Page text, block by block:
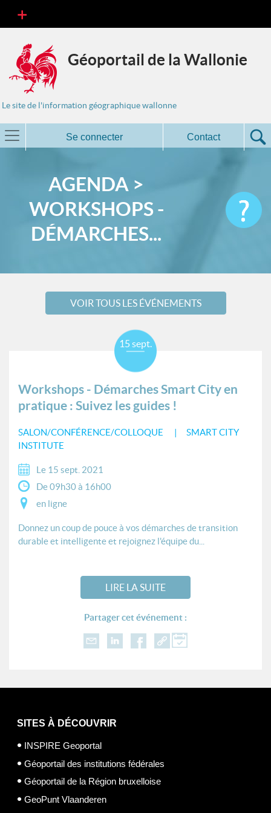
Géoportail de la Wallonie
Le site de l'information géographique wallonne
Se connecter Contact
AGENDA >
WORKSHOPS -
DÉMARCHES...
VOIR TOUS LES ÉVÉNEMENTS
Workshops - Démarches Smart City en
pratique : Suivez les guides !
SALON/CONFÉRENCE/COLLOQUE
SMART CITY
INSTITUTE
15 sept.
Le 15 sept. 2021
De 09h30 à 16h00
en ligne
Donnez un coup de pouce à vos démarches de transition
durable et intelligente et rejoignez l'équipe du...
LIRE LA SUITE
Partager cet événement :
SITES À DÉCOUVRIR
INSPIRE Geoportal
Géoportail des institutions fédérales
Géoportail de la Région bruxelloise
GeoPunt Vlaanderen